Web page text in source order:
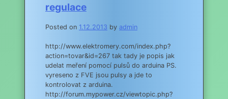
regulace
Posted on 1.12.2013 by admin
http://www.elektromery.com/index.php?
action=tovar&id=267 tak tady je popis jak
udelat meření pomocí pulsů do arduina PS.
vyreseno z FVE jsou pulsy a jde to
kontrolovat z arduina.
http://forum.mypower.cz/viewtopic.php?